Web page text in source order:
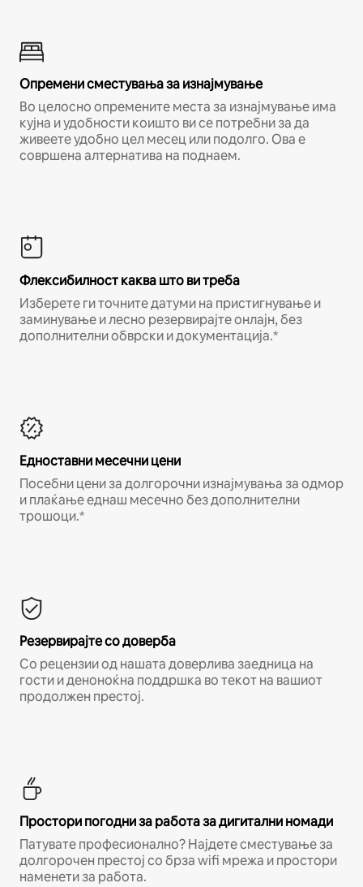
Опремени сместувања за изнајмување
Во целосно опремените места за изнајмување има
кујна и удобности коишто ви се потребни за да
живеете удобно цел месец или подолго. Ова е
совршена алтернатива на поднаем.
Флексибилност каква што ви треба
Изберете ги точните датуми на пристигнување и
заминување и лесно резервирајте онлајн, без
дополнителни обврски и документација.*
Едноставни месечни цени
Посебни цени за долгорочни изнајмувања за одмор
и плаќање еднаш месечно без дополнителни
трошоци.*
Резервирајте со доверба
Со рецензии од нашата доверлива заедница на
гости и деноноќна поддршка во текот на вашиот
продолжен престој.
Простори погодни за работа за дигитални номади
Патувате професионално? Најдете сместување за
долгорочен престој со брза wifi мрежа и простори
наменети за работа.